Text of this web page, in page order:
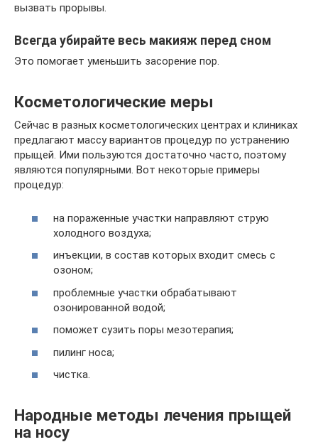
вызвать прорывы.
Всегда убирайте весь макияж перед сном
Это помогает уменьшить засорение пор.
Косметологические меры
Сейчас в разных косметологических центрах и клиниках
предлагают массу вариантов процедур по устранению
прыщей. Ими пользуются достаточно часто, поэтому
являются популярными. Вот некоторые примеры
процедур:
на пораженные участки направляют струю
холодного воздуха;
инъекции, в состав которых входит смесь с
озоном;
проблемные участки обрабатывают
озонированной водой;
поможет сузить поры мезотерапия;
пилинг носа;
чистка.
Народные методы лечения прыщей
на носу